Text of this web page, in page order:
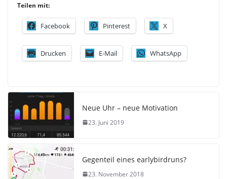
Teilen mit:
Facebook Pinterest X
Drucken E-Mail WhatsApp
Neue Uhr – neue Motivation
23. Juni 2019
Gegenteil eines earlybirdruns?
23. November 2018